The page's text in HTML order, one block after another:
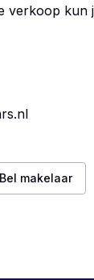
verkoop kun
Bel makelaar